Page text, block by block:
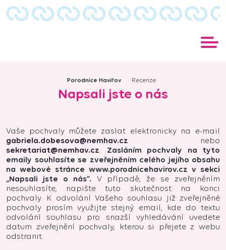
Porodnice Havířov Recenze
Napsali jste o nás
Vaše pochvaly můžete zaslat elektronicky na e-mail
gabriela.dobesova@nemhav.cz nebo
sekretariat@nemhav.cz. Zasláním pochvaly na tyto
emaily souhlasíte se zveřejněním celého jejího obsahu
na webové stránce www.porodnicehavirov.cz v sekci
„Napsali jste o nás“. V případě, že se zveřejněním
nesouhlasíte, napište tuto skutečnost na konci
pochvaly. K odvolání Vašeho souhlasu již zveřejněné
pochvaly prosím využijte stejný email, kde do textu
odvolání souhlasu pro snazší vyhledávání uvedete
datum zveřejnění pochvaly, kterou si přejete z webu
odstranit.